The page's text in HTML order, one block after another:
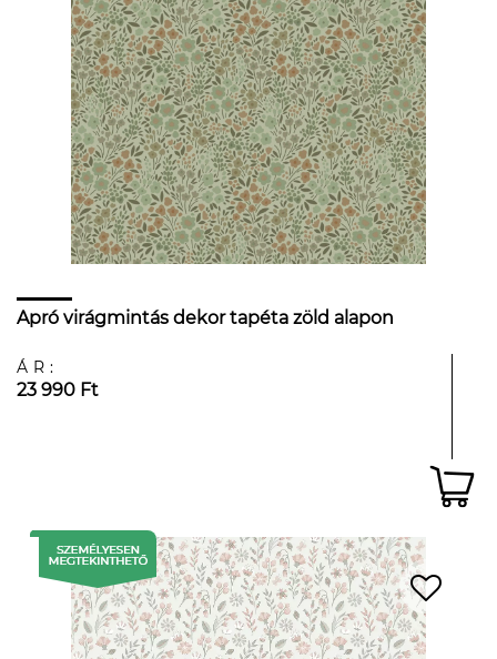
Apró virágmintás dekor tapéta zöld alapon
ÁR:
23 990 Ft